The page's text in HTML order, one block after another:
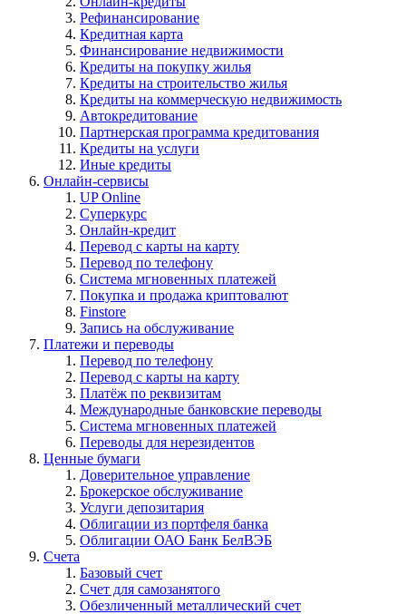
Рефинансирование
Кредитная карта
Финансирование недвижимости
Кредиты на покупку жилья
Кредиты на строительство жилья
Кредиты на коммерческую недвижимость
Автокредитование
Партнерская программа кредитования
Кредиты на услуги
Иные кредиты
Онлайн-сервисы
UP Online
Суперкурс
Онлайн-кредит
Перевод с карты на карту
Перевод по телефону
Система мгновенных платежей
Покупка и продажа криптовалют
Finstore
Запись на обслуживание
Платежи и переводы
Перевод по телефону
Перевод с карты на карту
Платёж по реквизитам
Международные банковские переводы
Система мгновенных платежей
Переводы для нерезидентов
Ценные бумаги
Доверительное управление
Брокерское обслуживание
Услуги депозитария
Облигации из портфеля банка
Облигации ОАО Банк БелВЭБ
Счета
Базовый счет
Счет для самозанятого
Обезличенный металлический счет